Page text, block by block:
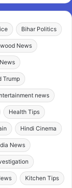
Bihar Politics
News
Trump
news
Health Tips
Hindi Cinema
News
Kitchen Tips